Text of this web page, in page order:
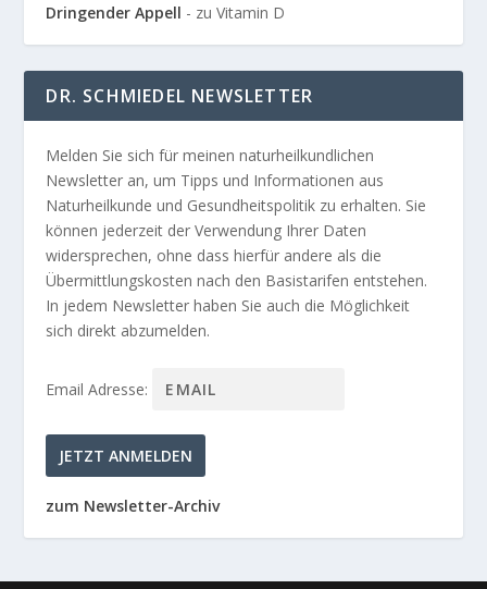
Dringender Appell - zu Vitamin D
DR. SCHMIEDEL NEWSLETTER
Melden Sie sich für meinen naturheilkundlichen
Newsletter an, um Tipps und Informationen aus
Naturheilkunde und Gesundheitspolitik zu erhalten. Sie
können jederzeit der Verwendung Ihrer Daten
widersprechen, ohne dass hierfür andere als die
Übermittlungskosten nach den Basistarifen entstehen.
In jedem Newsletter haben Sie auch die Möglichkeit
sich direkt abzumelden.
Email Adresse:
zum Newsletter-Archiv